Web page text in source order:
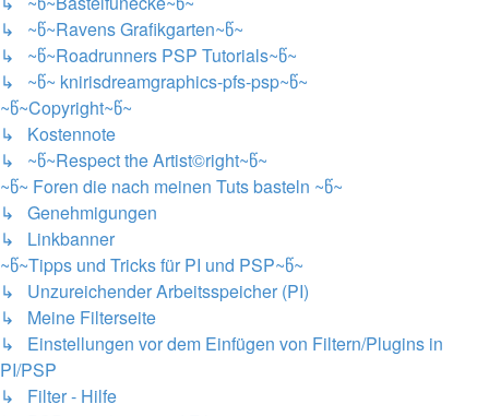
↳ ~წ~Ravens Grafikgarten~წ~
↳ ~წ~Roadrunners PSP Tutorials~წ~
↳ ~წ~ knirisdreamgraphics-pfs-psp~წ~
~წ~Copyright~წ~
↳ Kostennote
↳ ~წ~Respect the Artist©right~წ~
~წ~ Foren die nach meinen Tuts basteln ~წ~
↳ Genehmigungen
↳ Linkbanner
~წ~Tipps und Tricks für PI und PSP~წ~
↳ Unzureichender Arbeitsspeicher (PI)
↳ Meine Filterseite
↳ Einstellungen vor dem Einfügen von Filtern/Plugins in
PI/PSP
↳ Filter - Hilfe